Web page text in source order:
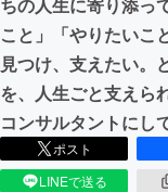
ちの人生に寄り添っ
こと」「やりたいこ
見つけ、支えたい。
を、人生ごと支えら
コンサルタントにし
ポスト
LINEで送る